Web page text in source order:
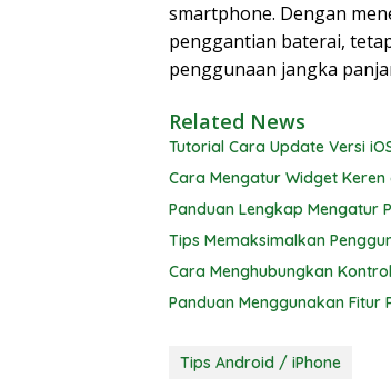
smartphone. Dengan
penggantian baterai,
penggunaan jangka
Related News
Tutorial Cara Update Versi
Cara Mengatur Widget
Panduan Lengkap Mengatur
Tips Memaksimalkan
Cara Menghubungkan
Panduan Menggunakan
Tips Android / iPhone